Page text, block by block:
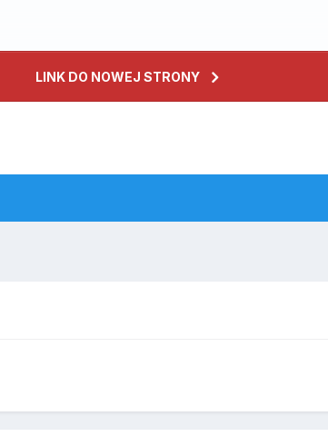
LINK DO NOWEJ STRONY